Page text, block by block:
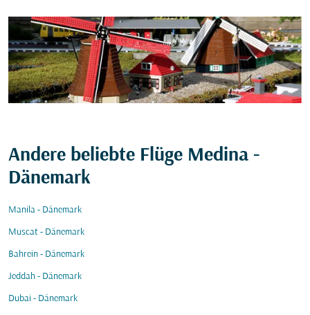
Andere beliebte Flüge Medina -
Dänemark
Manila - Dänemark
Muscat - Dänemark
Bahrein - Dänemark
Jeddah - Dänemark
Dubai - Dänemark